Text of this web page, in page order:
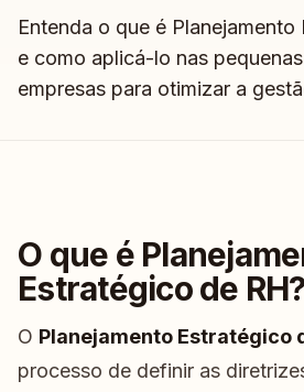
Entenda o que é Planejamento
e como aplicá-lo nas
empresas para otimizar a
O que é
Estratégico de RH?
O Planejamento Estratégico
processo de definir as